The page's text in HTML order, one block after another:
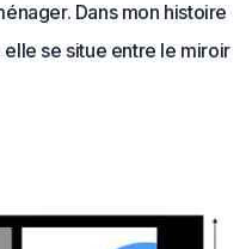
Dans mon histoire
elle se situe entre le miroir